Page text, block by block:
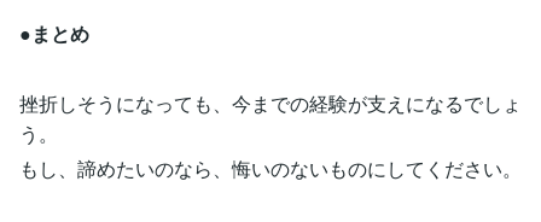
●まとめ
挫折しそうになっても、今までの経験が支えになるでしょ
う。
もし、諦めたいのなら、悔いのないものにしてください。